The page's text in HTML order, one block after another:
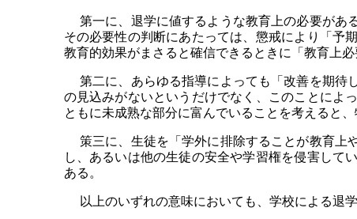
第一に、退学に値するような教育上の必要があ
その必要性の判断にあたっては、懲戒により「予
教育的効果がまさると確信できるときに「教育上
第二に、あらゆる指導によっても「改善を期待
の見込みがないというだけでなく、このことによ
ともに未成熟な部分に富んでいることを考えると
策三に、生徒を「学外に排除することが教育上
し、あるいは他の生徒の安全や学習権を侵害して
ある。
以上のいずれの意味においても、学校による退